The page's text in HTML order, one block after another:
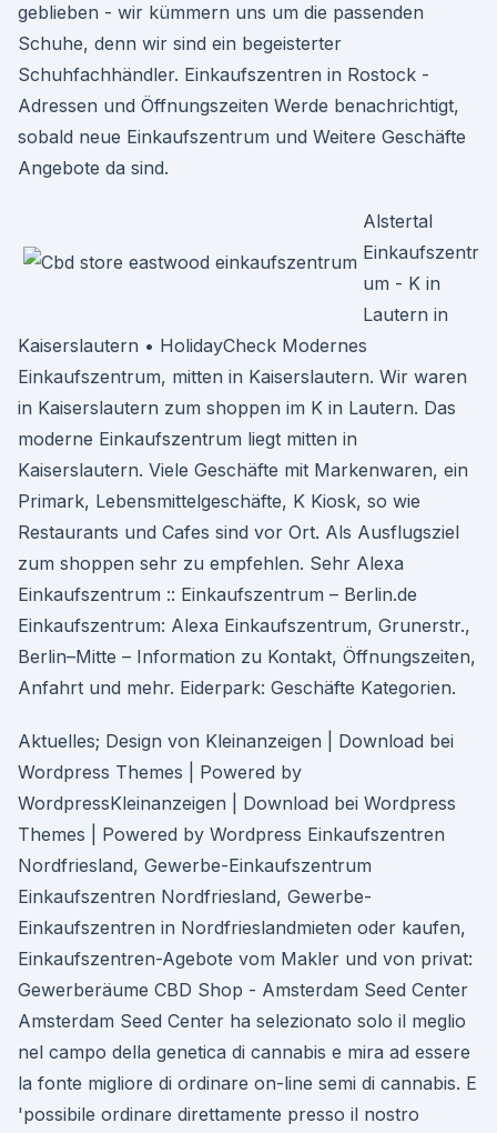
geblieben - wir kümmern uns um die passenden
Schuhe, denn wir sind ein begeisterter
Schuhfachhändler. Einkaufszentren in Rostock -
Adressen und Öffnungszeiten Werde benachrichtigt,
sobald neue Einkaufszentrum und Weitere Geschäfte
Angebote da sind.
Alstertal
Einkaufszentr
um - K in
Lautern in
Kaiserslautern • HolidayCheck Modernes
Einkaufszentrum, mitten in Kaiserslautern. Wir waren
in Kaiserslautern zum shoppen im K in Lautern. Das
moderne Einkaufszentrum liegt mitten in
Kaiserslautern. Viele Geschäfte mit Markenwaren, ein
Primark, Lebensmittelgeschäfte, K Kiosk, so wie
Restaurants und Cafes sind vor Ort. Als Ausflugsziel
zum shoppen sehr zu empfehlen. Sehr Alexa
Einkaufszentrum :: Einkaufszentrum – Berlin.de
Einkaufszentrum: Alexa Einkaufszentrum, Grunerstr.,
Berlin–Mitte – Information zu Kontakt, Öffnungszeiten,
Anfahrt und mehr. Eiderpark: Geschäfte Kategorien.
Aktuelles; Design von Kleinanzeigen | Download bei
Wordpress Themes | Powered by
WordpressKleinanzeigen | Download bei Wordpress
Themes | Powered by Wordpress Einkaufszentren
Nordfriesland, Gewerbe-Einkaufszentrum
Einkaufszentren Nordfriesland, Gewerbe-
Einkaufszentren in Nordfrieslandmieten oder kaufen,
Einkaufszentren-Agebote vom Makler und von privat:
Gewerberäume CBD Shop - Amsterdam Seed Center
Amsterdam Seed Center ha selezionato solo il meglio
nel campo della genetica di cannabis e mira ad essere
la fonte migliore di ordinare on-line semi di cannabis. E
'possibile ordinare direttamente presso il nostro